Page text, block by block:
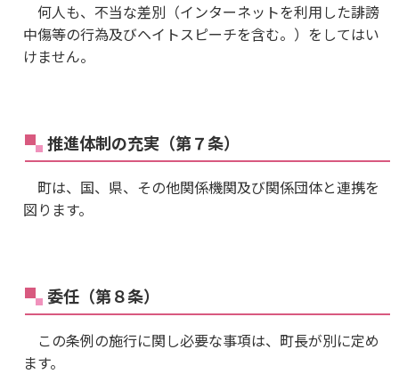
何人も、不当な差別（インターネットを利用した誹謗
中傷等の行為及びヘイトスピーチを含む。）をしてはい
けません。
推進体制の充実（第７条）
町は、国、県、その他関係機関及び関係団体と連携を
図ります。
委任（第８条）
この条例の施行に関し必要な事項は、町長が別に定め
ます。